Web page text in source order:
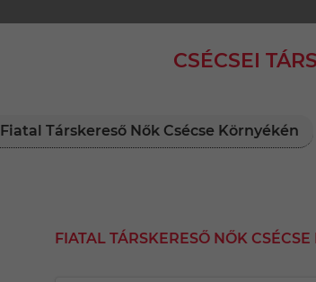
CSÉCSEI
Fiatal Társkereső Nők Csécse Környékén
FIATAL TÁRSKERESŐ NŐK